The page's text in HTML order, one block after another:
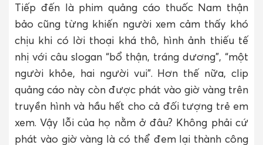
Tiếp đến là phim quảng cáo thuốc Nam thận
bảo cũng từng khiến người xem cảm thấy khó
chịu khi có lời thoại khá thô, hình ảnh thiếu tế
nhị với câu slogan “bổ thận, tráng dương”, “một
người khỏe, hai người vui”. Hơn thế nữa, clip
quảng cáo này còn được phát vào giờ vàng trên
truyền hình và hầu hết cho cả đối tượng trẻ em
xem. Vậy lỗi của họ nằm ở đâu? Không phải cứ
phát vào giờ vàng là có thể đem lại thành công